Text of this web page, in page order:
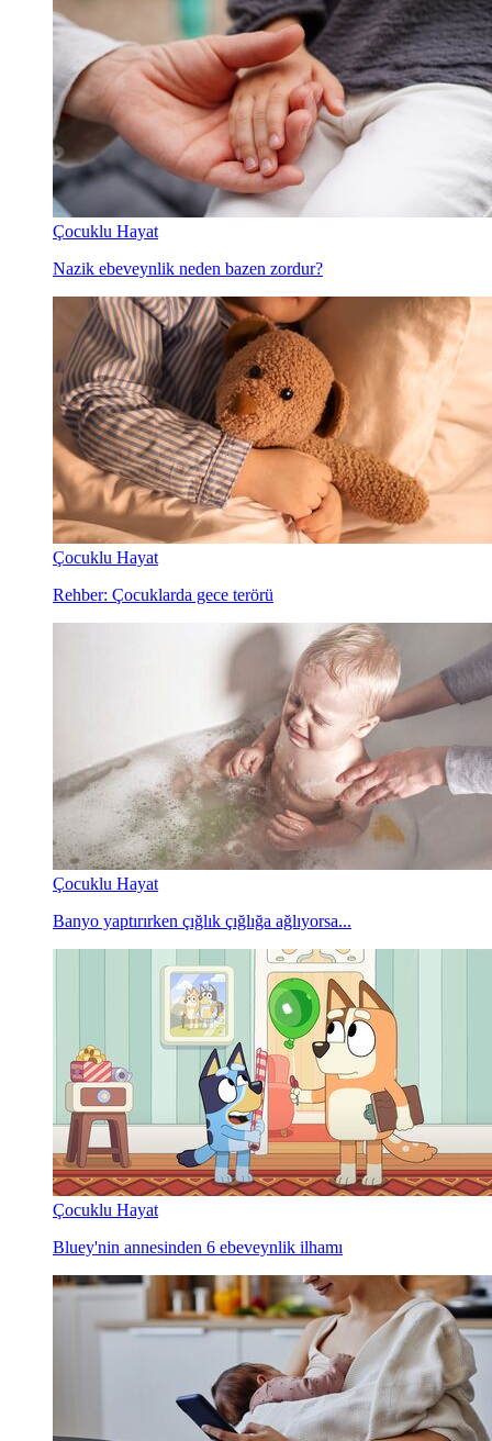
Çocuklu Hayat
Nazik ebeveynlik neden bazen zordur?
Çocuklu Hayat
Rehber: Çocuklarda gece terörü
Çocuklu Hayat
Banyo yaptırırken çığlık çığlığa ağlıyorsa...
Çocuklu Hayat
Bluey'nin annesinden 6 ebeveynlik ilhamı